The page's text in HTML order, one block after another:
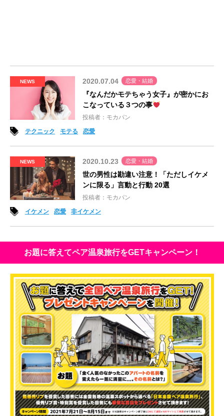
NEWS 2020.07.04 恋愛・結婚
『なんだかモテちゃう女子』が密かにお
こなっている３つの事
投稿者：モカパン
テクニック
モテる 恋愛
NEWS 2020.10.23 恋愛・結婚
世の男性は勘違い注意！「ただしイケメ
ンに限る」言動と行動 20選
投稿者：モカパン
イケメン
恋愛 非イケメン
お題に答えてペア温泉旅行をGETキャンペーン！